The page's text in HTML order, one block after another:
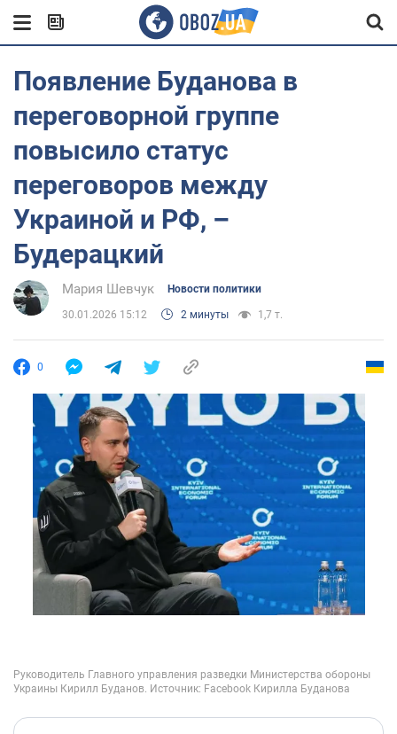
Появление Буданова в
переговорной группе
повысило статус
переговоров между
Украиной и РФ, –
Будерацкий
Мария Шевчук Новости политики
30.01.2026 15:12 2 минуты 1,7 т.
0